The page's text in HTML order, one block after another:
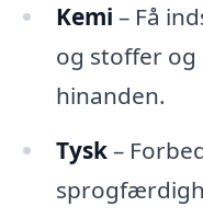
Kemi – Få
og stoffer
hinanden.
Tysk–